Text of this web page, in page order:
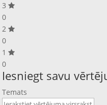
3
0
2
0
1
0
Iesniegt savu
Temats